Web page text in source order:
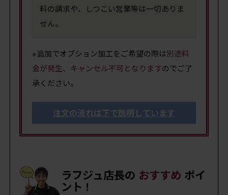
料の請求や、しつこい営業等は一切ありま
せん。
※追加でオプション加工をご希望の際は別途料
金が発生、キャンセル不可となりますのでご了
承ください。
注文の流れは下で説明しています
ラフジュ店長の おすすめ ポイ
ント !